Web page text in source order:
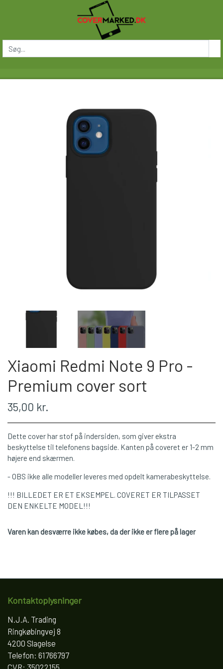
Xiaomi Redmi Note 9 Pro -
Premium cover sort
35,00 kr.
Dette cover har stof på indersiden, som giver ekstra
beskyttelse til telefonens bagside. Kanten på coveret er 1-2 mm
højere end skærmen.
- OBS ikke alle modeller leveres med opdelt kamerabeskyttelse.
!!! BILLEDET ER ET EKSEMPEL. COVERET ER TILPASSET
DEN ENKELTE MODEL!!!
Varen kan desværre ikke købes, da der ikke er flere på lager
Kontaktoplysninger
N.J.A. Trading
Ringkøbingvej 8
4200 Slagelse
Telefon: 61766797
CVR: 35022155